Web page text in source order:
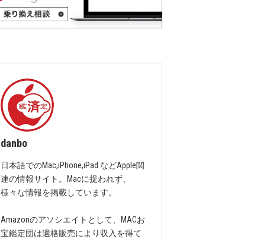
danbo
日本語でのMac,iPhone,iPad などApple関
連の情報サイト。Macに捉われず、
様々な情報を掲載しています。
Amazonのアソシエイトとして、MACお
宝鑑定団は適格販売により収入を得て